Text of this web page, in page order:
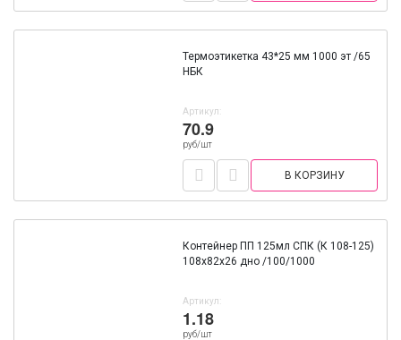
Термоэтикетка 43*25 мм 1000 эт /65
НБК
Артикул:
70.9
руб/шт
В КОРЗИНУ
Контейнер ПП 125мл СПК (К 108-125)
108х82х26 дно /100/1000
Артикул:
1.18
руб/шт